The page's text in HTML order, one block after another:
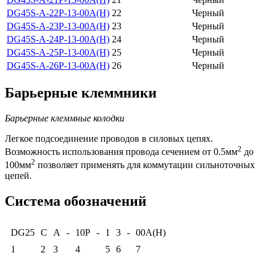
DG45S-A-22P-13-00A(H) 22
Черный
DG45S-A-23P-13-00A(H) 23
Черный
DG45S-A-24P-13-00A(H) 24
Черный
DG45S-A-25P-13-00A(H) 25
Черный
DG45S-A-26P-13-00A(H) 26 Черный
Барьерные клеммники
Барьерные клеммные колодки
Легкое подсоединение проводов в силовых цепях.
Возможность использования провода сечением от 0.5мм2 до
100мм2 позволяет применять для коммутации сильноточных
цепей.
Система обозначений
DG25 C A - 10P - 1 3 - 00A(H)
1
2 3 4 5 6 7